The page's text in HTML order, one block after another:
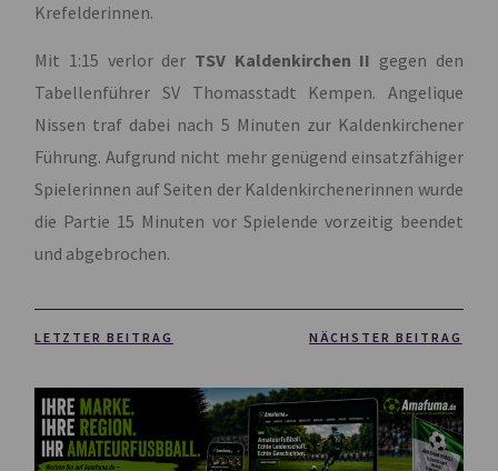
Krefelderinnen.
Mit 1:15 verlor der TSV Kaldenkirchen II gegen den
Tabellenführer SV Thomasstadt Kempen. Angelique
Nissen traf dabei nach 5 Minuten zur Kaldenkirchener
Führung. Aufgrund nicht mehr genügend einsatzfähiger
Spielerinnen auf Seiten der Kaldenkirchenerinnen wurde
die Partie 15 Minuten vor Spielende vorzeitig beendet
und abgebrochen.
LETZTER BEITRAG NÄCHSTER BEITRAG